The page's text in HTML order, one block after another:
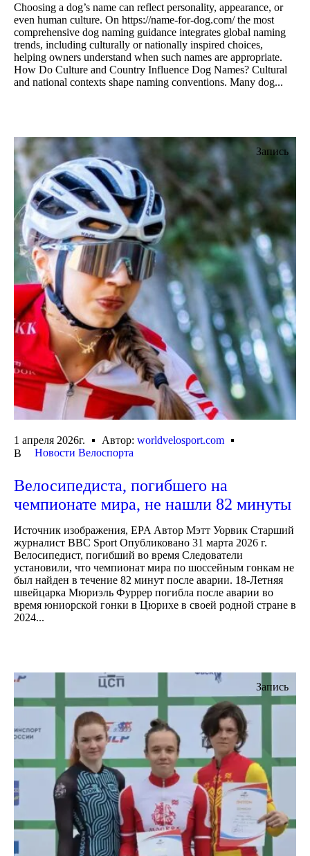
Choosing a dog’s name can reflect personality, appearance, or
even human culture. On https://name-for-dog.com/ the most
comprehensive dog naming guidance integrates global naming
trends, including culturally or nationally inspired choices,
helping owners understand when such names are appropriate.
How Do Culture and Country Influence Dog Names? Cultural
and national contexts shape naming conventions. Many dog...
Запись
1 апреля 2026г. Автор: worldvelosport.com
В
Новости Велоспорта
Велосипедиста, погибшего на
чемпионате мира, не нашли 82 минуты
Источник изображения, EPA Автор Мэтт Уорвик Старший
журналист BBC Sport Опубликовано 31 марта 2026 г.
Велосипедист, погибший во время Следователи
установили, что чемпионат мира по шоссейным гонкам не
был найден в течение 82 минут после аварии. 18-Летняя
швейцарка Мюриэль Фуррер погибла после аварии во
время юниорской гонки в Цюрихе в своей родной стране в
2024...
Запись